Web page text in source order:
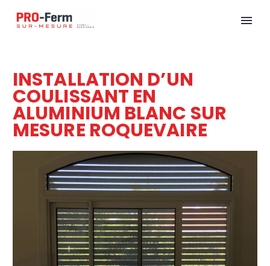
INSTALLATION D’UN
COULISSANT EN
ALUMINIUM BLANC SUR
MESURE ROQUEVAIRE